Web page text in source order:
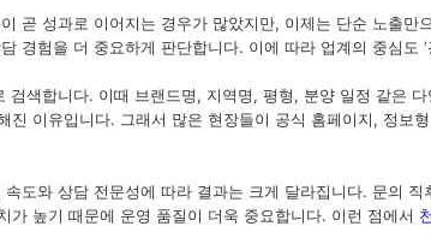
곧 성과로 이어지는 경우가 많았지만, 이제는 단순 노출
험을 더 중요하게 판단합니다. 이에 따라 업계의 중심도 ‘
색합니다. 이때 브랜드명, 지역명, 평형, 분양 일정 같은
이유입니다. 그래서 많은 현장들이 공식 홈페이지, 정보
도와 상담 전문성에 따라 결과는 크게 달라집니다. 문의
높기 때문에 운영 품질이 더욱 중요합니다. 이런 점에서